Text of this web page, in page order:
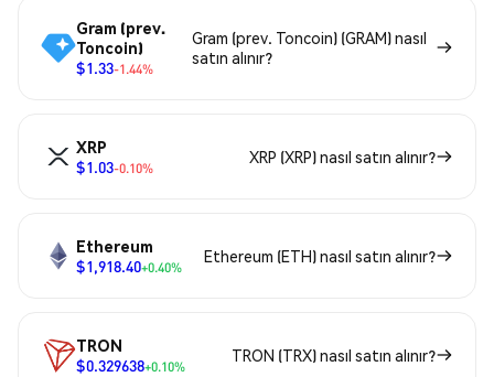
Gram (prev.
Toncoin)
$1.33-1.44%
Gram (prev. Toncoin) (GRAM) nasıl
satın alınır?
XRP
$1.03-0.10%
XRP (XRP) nasıl satın alınır?
Ethereum
$1,918.40+0.40%
Ethereum (ETH) nasıl satın alınır?
TRON
$0.329638+0.10%
TRON (TRX) nasıl satın alınır?